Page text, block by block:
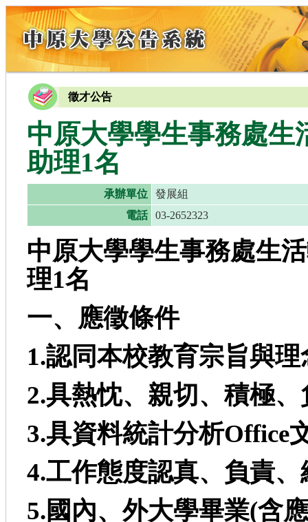
徵才公告
中原大學學生事務處生
助理1名
承辦單位
發展組
電話
03-2652323
中原大學學生事務處生
理1名
一、應徵條件
1.認同本校教育宗旨與理
2.具熱忱、親切、積極
3.具資料統計分析Office
4.工作態度認真、負責、
5.國內、外大學畢業(含